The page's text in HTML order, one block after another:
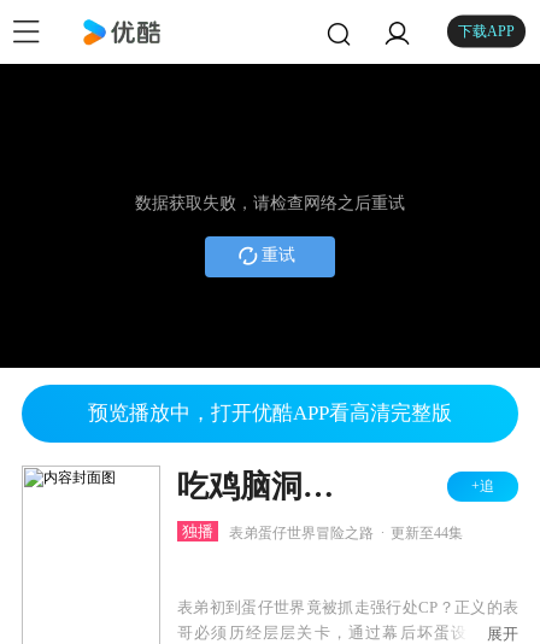
下载APP
数据获取失败，请检查网络之后重试
重试
预览播放中，打开优酷APP看高清完整版
吃鸡脑洞所之蛋仔派对救援 +追
独播 表弟蛋仔世界冒险之路 更新至44集
表弟初到蛋仔世界竟被抓走强行处CP？正义的表
哥必须历经层层关卡，通过幕后坏蛋设下的陷
展开